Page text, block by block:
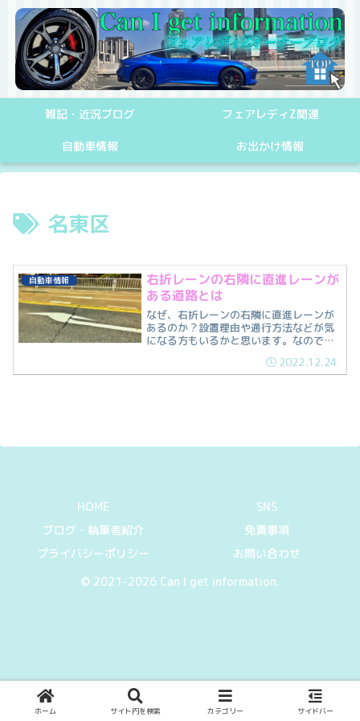
雑記・近況ブログ フェアレディZ関連
自動車情報 お出かけ情報
名東区
自動車情報
右折レーンの右隣に直進レーンが
ある道路とは
なぜ、右折レーンの右隣に直進レーンが
あるのか？設置理由や通行方法などが気
になる方もいるかと思います。なので今
ある道路の正体を紹介していきます。
2022.12.24
HOME
SNS
ブログ・執筆者紹介
免責事項
プライバシーポリシー
お問い合わせ
© 2021-2026 Can I get information.
ホーム サイト内を検索 カテゴリー サイドバー